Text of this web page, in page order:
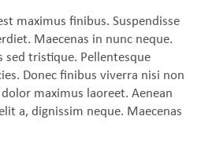
maximus finibus. Suspendisse
Maecenas in nunc neque.
tristique. Pellentesque
Donec finibus viverra nisi non
maximus laoreet. Aenean
a, dignissim neque. Maecenas